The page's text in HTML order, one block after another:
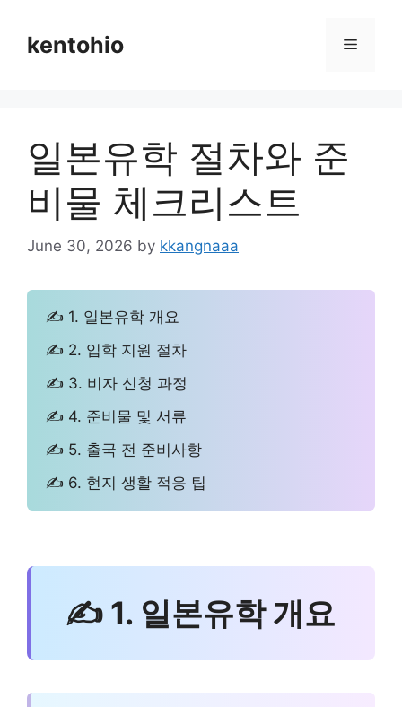
contentkentohio Menu
일본유학 절차와 준
비물 체크리스트
June 30, 2026 by kkangnaaa
✍ 1. 일본유학 개요
✍ 2. 입학 지원 절차
✍ 3. 비자 신청 과정
✍ 4. 준비물 및 서류
✍ 5. 출국 전 준비사항
✍ 6. 현지 생활 적응 팁
✍ 1. 일본유학 개요